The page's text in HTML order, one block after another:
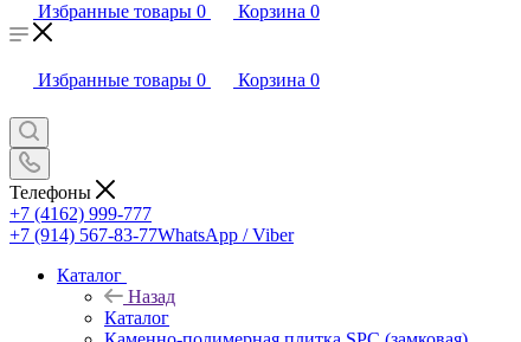
Избранные товары 0 Корзина 0
Избранные товары 0 Корзина 0
Телефоны
+7 (4162) 999-777
+7 (914) 567-83-77WhatsApp / Viber
Каталог
Назад
Каталог